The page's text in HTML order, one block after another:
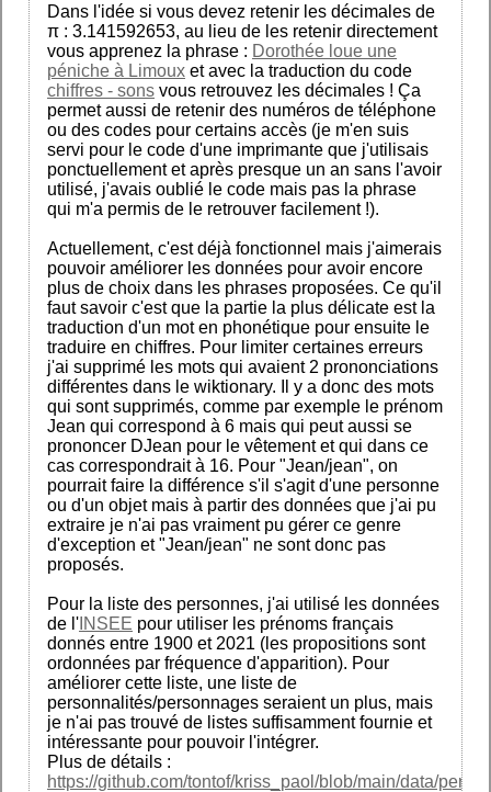
Dans l'idée si vous devez retenir les décimales de
π : 3.141592653, au lieu de les retenir directement
vous apprenez la phrase : Dorothée loue une
péniche à Limoux et avec la traduction du code
chiffres - sons vous retrouvez les décimales ! Ça
permet aussi de retenir des numéros de téléphone
ou des codes pour certains accès (je m'en suis
servi pour le code d'une imprimante que j'utilisais
ponctuellement et après presque un an sans l'avoir
utilisé, j'avais oublié le code mais pas la phrase
qui m'a permis de le retrouver facilement !).
Actuellement, c'est déjà fonctionnel mais j'aimerais
pouvoir améliorer les données pour avoir encore
plus de choix dans les phrases proposées. Ce qu'il
faut savoir c'est que la partie la plus délicate est la
traduction d'un mot en phonétique pour ensuite le
traduire en chiffres. Pour limiter certaines erreurs
j'ai supprimé les mots qui avaient 2 prononciations
différentes dans le wiktionary. Il y a donc des mots
qui sont supprimés, comme par exemple le prénom
Jean qui correspond à 6 mais qui peut aussi se
prononcer DJean pour le vêtement et qui dans ce
cas correspondrait à 16. Pour "Jean/jean", on
pourrait faire la différence s'il s'agit d'une personne
ou d'un objet mais à partir des données que j'ai pu
extraire je n'ai pas vraiment pu gérer ce genre
d'exception et "Jean/jean" ne sont donc pas
proposés.
Pour la liste des personnes, j'ai utilisé les données
de l' INSEE pour utiliser les prénoms français
donnés entre 1900 et 2021 (les propositions sont
ordonnées par fréquence d'apparition). Pour
améliorer cette liste, une liste de
personnalités/personnages seraient un plus, mais
je n'ai pas trouvé de listes suffisamment fournie et
intéressante pour pouvoir l'intégrer.
Plus de détails :
https://github.com/tontof/kriss_paol/blob/main/data/